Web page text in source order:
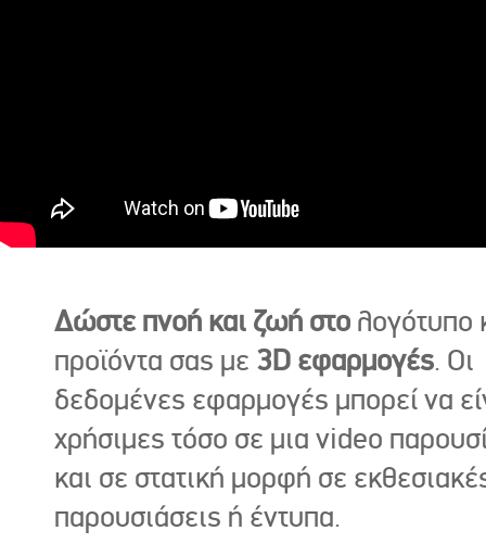
Δώστε πνοή και ζωή στο λογότυπο
προϊόντα σας με 3D εφαρμογές. Οι
δεδομένες εφαρμογές μπορεί να
χρήσιμες τόσο σε μια video
και σε στατική μορφή σε
παρουσιάσεις ή έντυπα.